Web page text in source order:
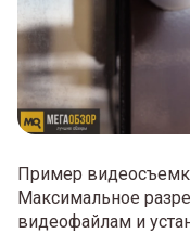
Пример
Максимальное
видеофайлам и